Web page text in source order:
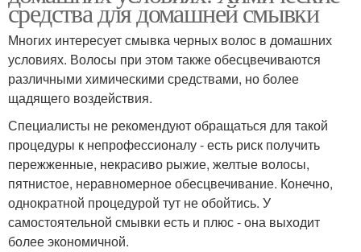
средства для домашней смывки
Многих интересует смывка черных волос в домашних
условиях. Волосы при этом также обесцвечиваются
различными химическими средствами, но более
щадящего воздействия.
Специалисты не рекомендуют обращаться для такой
процедуры к непрофессионалу - есть риск получить
пережженные, некрасиво рыжие, желтые волосы,
пятнистое, неравномерное обесцвечивание. Конечно,
однократной процедурой тут не обойтись. У
самостоятельной смывки есть и плюс - она выходит
более экономичной.